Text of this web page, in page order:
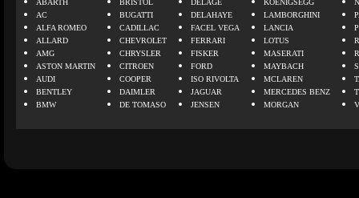
ABARTH
AC
ALFA ROMEO
ALLARD
AMG
ASTON MARTIN
AUDI
BENTLEY
BMW
BRISTOL
BUGATTI
CADILLAC
CHEVROLET
CHRYSLER
CITROEN
COOPER
DAIMLER
DE TOMASO
DELAGE
DELAHAYE
FACEL VEGA
FERRARI
FISKER
FORD
ISO RIVOLTA
JAGUAR
JENSEN
KOENIGSEGG
LAMBORGHINI
LANCIA
LOTUS
MASERATI
MAYBACH
MCLAREN
MERCEDES BENZ
MORGAN